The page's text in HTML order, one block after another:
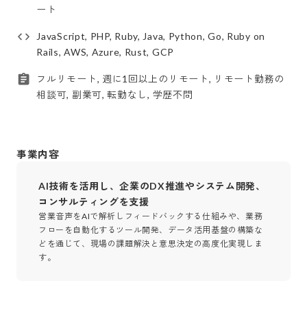
ート
JavaScript, PHP, Ruby, Java, Python, Go, Ruby on
Rails, AWS, Azure, Rust, GCP
フルリモート, 週に1回以上のリモート, リモート勤務の
相談可, 副業可, 転勤なし, 学歴不問
事業内容
AI技術を活用し、企業のDX推進やシステム開発、
コンサルティングを支援
営業音声をAIで解析しフィードバックする仕組みや、業務
フローを自動化するツール開発、データ活用基盤の構築な
どを通じて、現場の課題解決と意思決定の高度化実現しま
す。